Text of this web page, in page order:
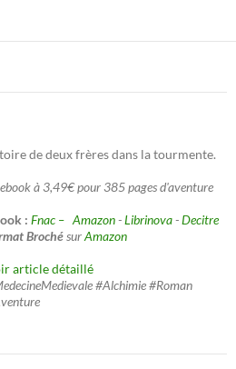
de deux frères dans la tourmente.
à 3,49€ pour 385 pages d'aventure
: Fnac – Amazon-Librinova-Decitre
BrochésurAmazon
article détaillé
#Alchimie #Roman